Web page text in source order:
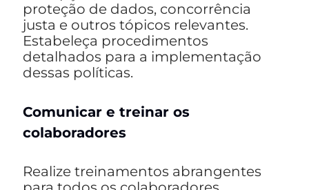
proteção de dados, concorrência
justa e outros tópicos relevantes.
Estabeleça procedimentos
detalhados para a implementação
dessas políticas.
Comunicar e treinar os
colaboradores
Realize treinamentos abrangentes